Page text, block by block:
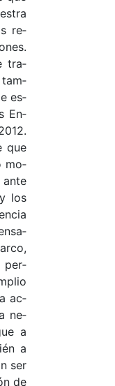
re­
tra­
tam­
es­
En­
que
mo­
los
per­
ac­
ne­
a
a
ser
de